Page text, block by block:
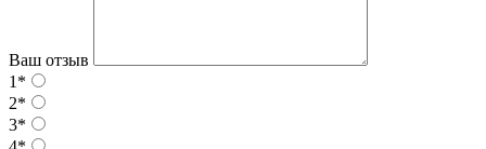
Ваш отзыв
1*
2*
3*